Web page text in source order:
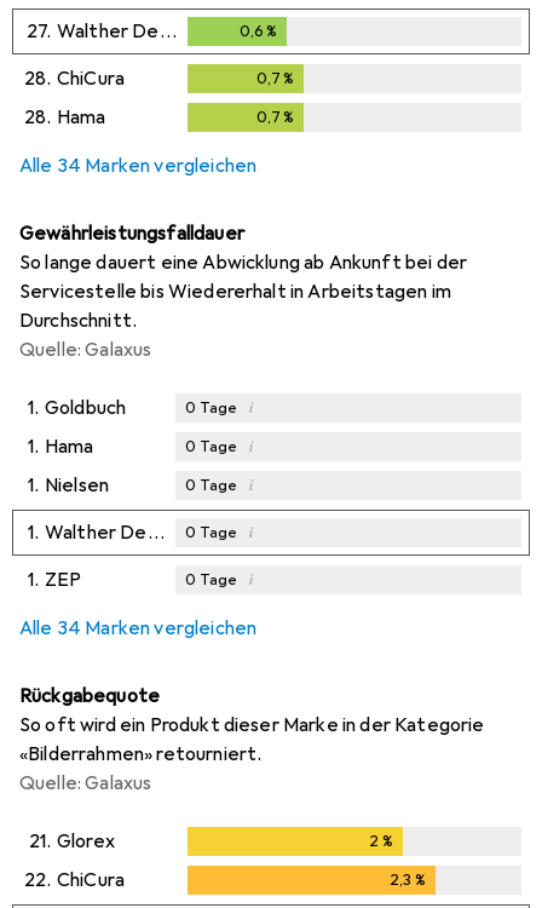
27. Walther Design 0,6 %
28. ChiCura 0,7 %
28. Hama 0,7 %
Alle 34 Marken vergleichen
Gewährleistungsfalldauer
So lange dauert eine Abwicklung ab Ankunft bei der
Servicestelle bis Wiedererhalt in Arbeitstagen im
Durchschnitt.
Quelle: Galaxus
1. Goldbuch 0 Tage i
1. Hama 0 Tage i
1. Nielsen 0 Tage i
1. Walther Design 0 Tage i
1. ZEP 0 Tage i
Alle 34 Marken vergleichen
Rückgabequote
So oft wird ein Produkt dieser Marke in der Kategorie
«Bilderrahmen» retourniert.
Quelle: Galaxus
21. Glorex 2 %
22. ChiCura 2,3 %